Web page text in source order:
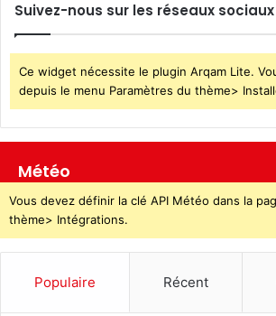
Suivez-nous sur les réseaux sociaux
Ce widget nécessite le plugin Arqam Lite.
depuis le menu Paramètres du thème>
Météo
Vous devez définir la clé API Météo dans la
thème> Intégrations.
Populaire Récent